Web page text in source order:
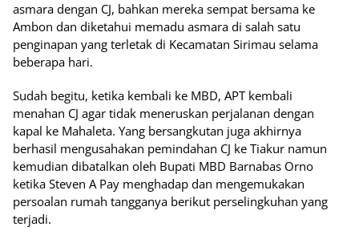
asmara dengan CJ, bahkan mereka sempat bersama ke
Ambon dan diketahui memadu asmara di salah satu
penginapan yang terletak di Kecamatan Sirimau selama
beberapa hari.
Sudah begitu, ketika kembali ke MBD, APT kembali
menahan CJ agar tidak meneruskan perjalanan dengan
kapal ke Mahaleta. Yang bersangkutan juga akhirnya
berhasil mengusahakan pemindahan CJ ke Tiakur namun
kemudian dibatalkan oleh Bupati MBD Barnabas Orno
ketika Steven A Pay menghadap dan mengemukakan
persoalan rumah tangganya berikut perselingkuhan yang
terjadi.